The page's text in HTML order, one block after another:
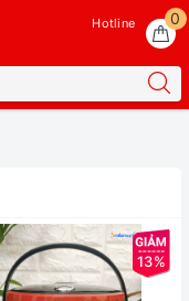
0
Hotline
13%